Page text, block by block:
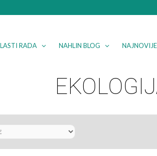
RADA NAHLIN BLOG NAJNOVIJE